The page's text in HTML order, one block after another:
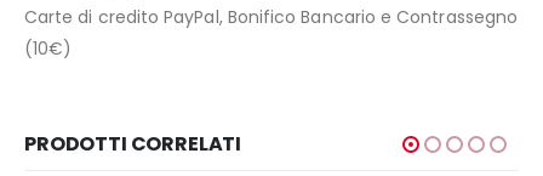
Carte di credito PayPal, Bonifico Bancario e Contrassegno
(10€)
PRODOTTI CORRELATI